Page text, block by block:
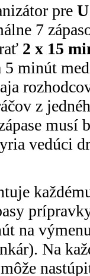
pre
7
2 x 15
minút
z
vedúci
na
Na